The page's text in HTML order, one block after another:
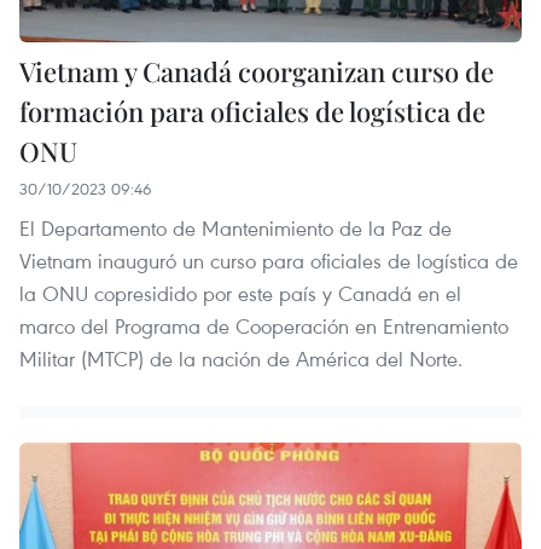
Vietnam y Canadá coorganizan curso de
formación para oficiales de logística de
ONU
30/10/2023 09:46
El Departamento de Mantenimiento de la Paz de
Vietnam inauguró un curso para oficiales de logística de
la ONU copresidido por este país y Canadá en el
marco del Programa de Cooperación en Entrenamiento
Militar (MTCP) de la nación de América del Norte.